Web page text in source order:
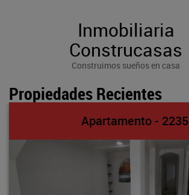
Inmobiliaria
Construcasas
Construimos sueños en casa
Propiedades Recientes
Apartamento - 2235